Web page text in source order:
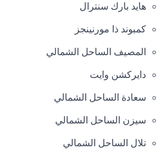
هايد بارك سنترال
كمبوند ذا مورنينجز
المصيف الساحل الشمالي
دايركشن وايت
سعادة الساحل الشمالي
سيزن الساحل الشمالي
تلال الساحل الشمالي